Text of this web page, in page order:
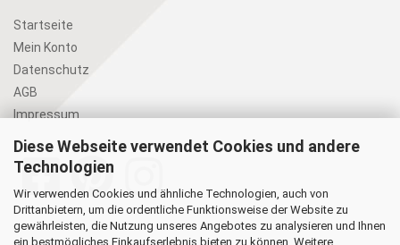
Diese Webseite verwendet Cookies und andere
Technologien
Wir verwenden Cookies und ähnliche Technologien, auch von
Drittanbietern, um die ordentliche Funktionsweise der Website zu
gewährleisten, die Nutzung unseres Angebotes zu analysieren und Ihnen
ein bestmögliches Einkaufserlebnis bieten zu können. Weitere
Startseite
Mein Konto
Datenschutz
AGB
Impressum